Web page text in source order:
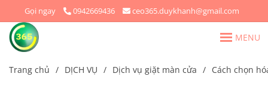
Gọi ngay 0942669436 ceo365.duykhanh@gmail.com
MENU
Trang chủ / DỊCH VỤ / Dịch vụ giặt màn cửa / Cách chọn